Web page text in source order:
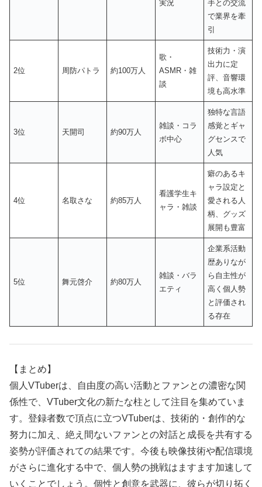
実況
手との交流
で業界を牽
引
2位 周防パトラ 約100万人
歌・
ASMR・雑
談
技術力・演
出力に定
評、音響環
境も高水準
3位 天開司 約90万人
雑談・コラ
ボ中心
独特な言語
感覚とギャ
グセンスで
人気
4位 名取さな 約85万人
看護学生キ
ャラ・雑談
癖のあるキ
ャラ設定と
愛される人
柄、グッズ
展開も豊富
5位 舞元啓介 約80万人
雑談・バラ
エティ
企業系活動
歴ありなが
ら自主性が
高く個人勢
と評価され
る存在
【まとめ】
個人VTuberは、自由度の高い活動とファンとの濃密な関
係性で、VTuber文化の新たな柱として注目を集めていま
す。登録者数で頂点に立つVTuberは、技術的・創作的な
努力に加え、絶え間ないファンとの対話と成長を共有する
姿勢が評価されての結果です。今後も映像技術や配信環境
がさらに進化する中で、個人勢の挑戦はますます加速して
いくことでしょう。個性と創意を武器に、彼らが切り拓く